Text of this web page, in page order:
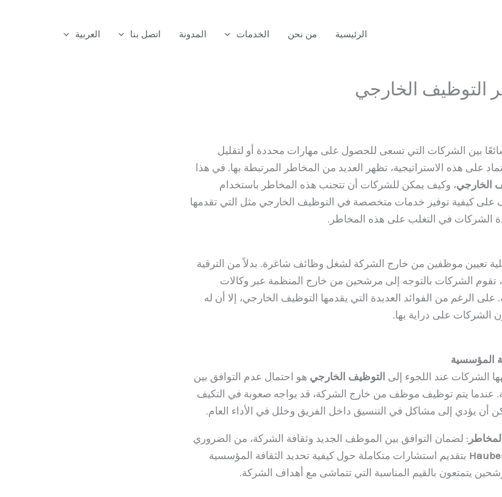
الرئيسية من نحن الخدمات المدونة اتصل بنا العربية
التوظيف الخارجي
بين الشركات التي تسعى للحصول على مهارات محددة أو لتقليل
على هذه الاستراتيجية، تظهر العديد من المخاطر المرتبطة بها. في هذا
الخارجي، وكيف يمكن للشركات أن تتجنب هذه المخاطر باستخدام
على كيفية توفير خدمات متخصصة في التوظيف الخارجي مثل التي تقدمها
الشركات في التغلب على هذه المخاطر.
تعيين موظفين من خارج الشركة لشغل وظائف شاغرة. بدلاً من الترقية
تقوم الشركات بالتوجه إلى مرشحين من خارج المنظمة عبر وكالات
على الرغم من الفوائد العديدة التي يقدمها التوظيف الخارجي، إلا أن له
الشركات على دراية بها.
المؤسسية
الشركات عند اللجوء إلى التوظيف الخارجي هو احتمال عدم التوافق بين
عندما يتم توظيف موظف من خارج الشركة، قد يواجه صعوبة في التكيف
أن يؤدي إلى مشاكل في التنسيق داخل الفريق وخلل في الأداء العام.
: لضمان التوافق بين الموظف الجديد وثقافة الشركة، من الضروري
بتقديم استشارات متكاملة حول كيفية تحديد الثقافة المؤسسية
يتمتعون بالقيم المناسبة التي تتماشى مع أهداف الشركة.